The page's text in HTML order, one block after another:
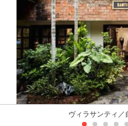
ヴィラサンティ／